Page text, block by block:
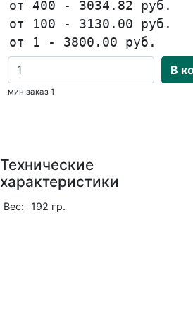
от 400 - 3034.82 руб.
от 100 - 3130.00 руб.
от 1 - 3800.00 руб.
В
мин.заказ 1
Технические
характеристики
Вес: 192 гр.